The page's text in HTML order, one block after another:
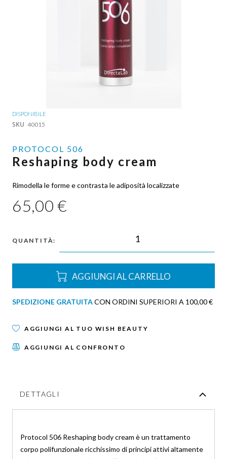
DISPONIBILE
SKU 40015
PROTOCOL 506
Reshaping body cream
Rimodella le forme e contrasta le adiposità localizzate
65,00 €
QUANTITÀ:
AGGIUNGI AL CARRELLO
SPEDIZIONE GRATUITACON ORDINI SUPERIORI A 100,00 €
AGGIUNGI AL TUO WISH BEAUTY
AGGIUNGI AL CONFRONTO
Vai
all'inizio
galleria
di
immagini
DETTAGLI
Protocol 506 Reshaping body cream è un trattamento
corpo polifunzionale ricchissimo di principi attivi altamente